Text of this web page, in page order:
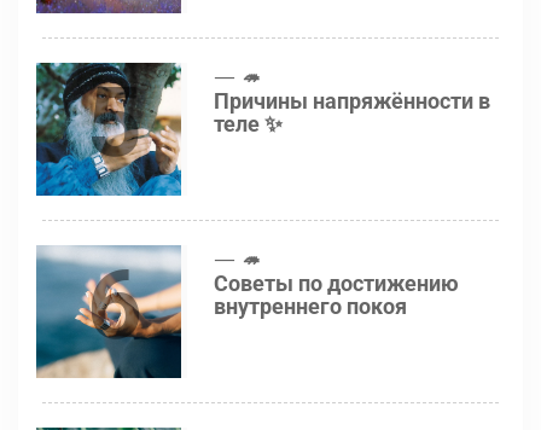
5 🦔
Причины напряжённости в
теле ✨
6 🦔
Советы по достижению
внутреннего покоя